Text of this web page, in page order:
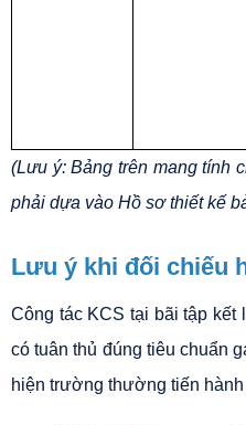
(Lưu ý: Bảng trên mang tính
phải dựa vào Hồ sơ thiết kế
Lưu ý khi đối chiếu
Công tác KCS tại bãi tập
có tuân thủ đúng tiêu chuẩn
hiện trường thường tiến